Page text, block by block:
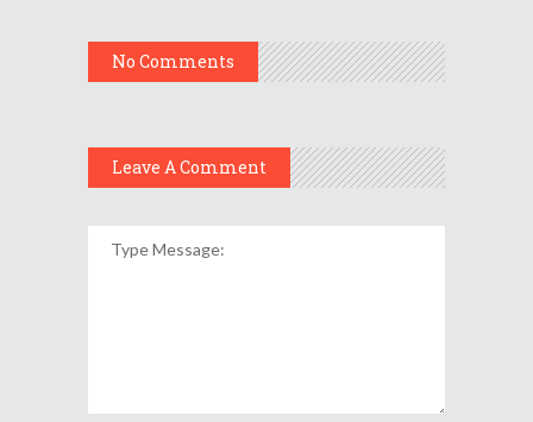
No Comments
Leave A Comment